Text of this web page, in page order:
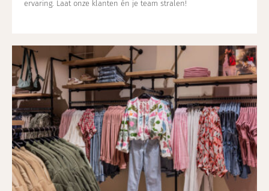
ervaring. Laat onze klanten én je team stralen!